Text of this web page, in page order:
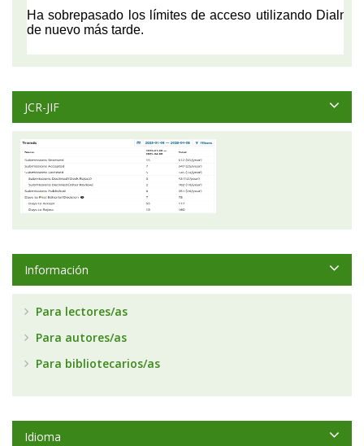
JCR-JIF
Información
Para lectores/as
Para autores/as
Para bibliotecarios/as
Idioma